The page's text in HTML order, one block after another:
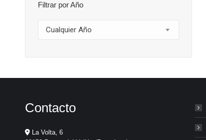
Filtrar por Año
Cualquier Año
Contacto
La Volta, 6